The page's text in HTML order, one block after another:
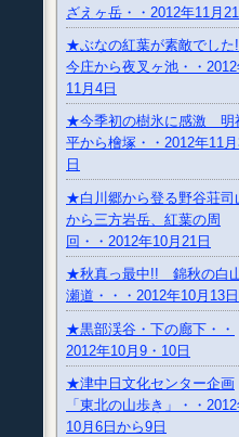
ざえヶ岳・・2012年11月
★ぶなの紅葉が素敵でし
今庄から夜叉ヶ池・・
11月4日
★今季初の樹氷に感激 明
平から檜塚・・2012年11
日
★白川郷から登る野谷荘司
から三方岩岳、紅葉の周
回・・2012年10月21日
★秋真っ最中!! 錦秋の白
瀬道・・・2012年10月13日
★黒部渓谷・下の廊下・・
2012年10月9・10日
★津中日文化センター企画
「東北の山歩き」・・
10月6日から9日